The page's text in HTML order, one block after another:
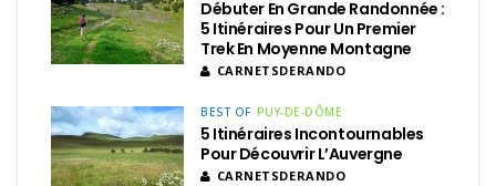
Débuter En Grande Randonnée :
5 Itinéraires Pour Un Premier
Trek En Moyenne Montagne
CARNETSDERANDO
BEST OF PUY-DE-DÔME
5 Itinéraires Incontournables
Pour Découvrir L’Auvergne
CARNETSDERANDO